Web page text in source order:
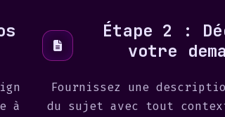
à
Étape 2 :
votre
Fournissez une
du sujet avec tout